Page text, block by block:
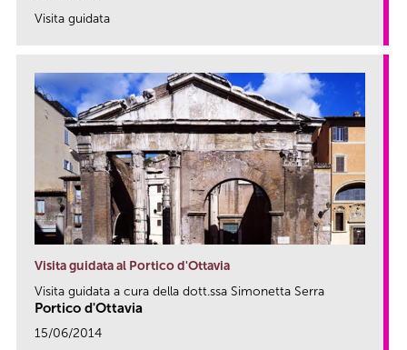
Visita guidata
Visita guidata al Portico d'Ottavia
Visita guidata a cura della dott.ssa Simonetta Serra
Portico d'Ottavia
15/06/2014